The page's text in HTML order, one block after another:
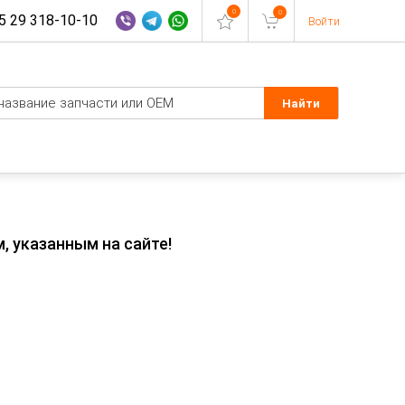
29 318-10-10 0 0
Войти
указанным на сайте!